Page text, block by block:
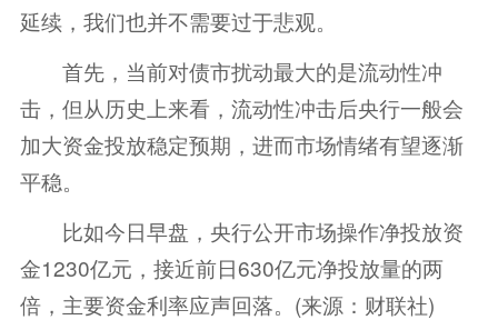
延续，我们也并不需要过于悲观。
首先，当前对债市扰动最大的是流动性冲
击，但从历史上来看，流动性冲击后央行一般会
加大资金投放稳定预期，进而市场情绪有望逐渐
平稳。
比如今日早盘，央行公开市场操作净投放资
金1230亿元，接近前日630亿元净投放量的两
倍，主要资金利率应声回落。(来源：财联社)